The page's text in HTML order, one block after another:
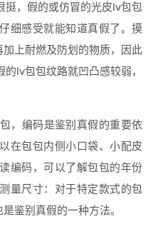
挺，假的或仿冒的光皮lv包包
细感受就能知道真假了。摸
上耐燃及防划的物质，因此
lv包包纹路就凹凸感较弱，
，编码是鉴别真假的重要依
在包包内侧小口袋、小配皮
编码，可以了解包包的年份
量尺寸：对于特定款式的包
鉴别真假的一种方法。